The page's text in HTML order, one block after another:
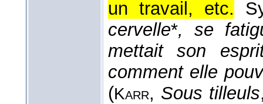
un travail, etc.
cervelle*, se
mettait son
comment elle
(Karr, Sous tilleuls